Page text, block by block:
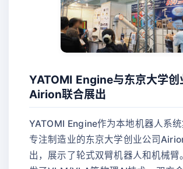
YATOMI Engine与东京大学创
Airion联合展出
YATOMI Engine作为本地机器人系
专注制造业的东京大学创业公司
出，展示了轮式双臂机器人和机械